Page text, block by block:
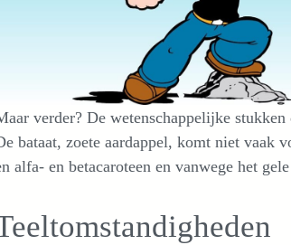
verder? De wetenschappelijke
bataat, zoete aardappel, komt niet vaak
alfa- en betacaroteen en vanwege het